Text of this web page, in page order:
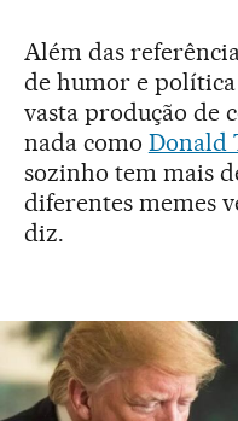
Além das
de humor e
vasta produção de
nada como Donald
sozinho tem mais
diferentes memes
diz.